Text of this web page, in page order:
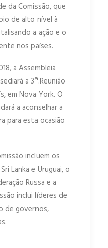
da Comissão, que
de alto nível à
a ação e o
nos países.
a Assembleia
a 3ª.Reunião
em Nova York. O
a aconselhar a
para esta ocasião
incluem os
Lanka e Uruguai, o
Russa e a
inclui líderes de
de governos,